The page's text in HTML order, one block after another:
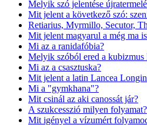
Melyik szó jelentése
Mit jelent a következő szó:
Retiarius, Myrmillo, Secutor,
Mit jelent magyarul a még ma
Mi az a ranidafóbia?
Melyik szóból ered a kubizmus
Mi az a csasztuska?
Mit jelent a latin Lancea
Mi a "gymkhana"?
Mit csinál az aki canossát jár?
A szukcesszió milyen folyamat?
Mit igényel a vízumért